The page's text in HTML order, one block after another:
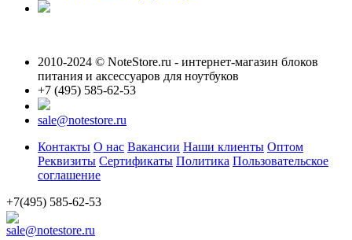
2010-2024 © NoteStore.ru - интернет-магазин блоков
питания и аксессуаров для ноутбуков
+7 (495) 585-62-53
sale@notestore.ru
Контакты О нас Вакансии Наши клиенты Оптом
Реквизиты Сертификаты Политика Пользовательское
соглашение
+7(495) 585-62-53
sale@notestore.ru